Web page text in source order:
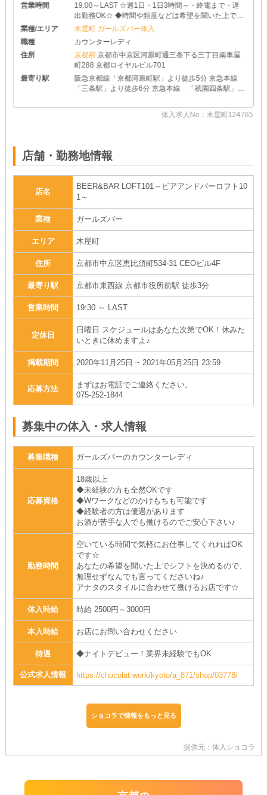
営業時間
19:00～LAST ☆週1日・1日3時間～・終電まで・遅
出勤務OK☆ ◆時間や頻度などは希望を聞いた上で決
めさせて頂きます♪ ◆レギュラー出勤ももちろんOK
業種/エリア
木屋町 ガールズバー体入
職種
カウンターレディ
住所
京都府 京都市中京区河原町通三条下る三丁目南車屋
町288 京都ロイヤルビル701
最寄り駅
阪急京都線「京都河原町駅」より徒歩5分 京急本線
「三条駅」より徒歩6分 京急本線 「祇園四条駅」よ
7分
体入求人No：木屋町124765
店舗・勤務地情報
店名
BEER&BAR LOFT101～ビアアンドバーロフト10
1～
業種 ガールズバー
エリア 木屋町
住所 京都市中京区恵比須町534-31 CEOビル4F
最寄り駅 京都市東西線 京都市役所前駅 徒歩3分
営業時間 19:30 ～ LAST
定休日
日曜日 スケジュールはあなた次第でOK！休みた
いときに休めますよ♪
掲載期間 2020年11月25日 ~ 2021年05月25日 23:59
応募方法
まずはお電話でご連絡ください。
075-252-1844
募集中の体入・求人情報
募集職種 ガールズバーのカウンターレディ
応募資格
18歳以上
◆未経験の方も全然OKです
◆Wワークなどのかけもちも可能です
◆経験者の方は優遇があります
お酒が苦手な人でも働けるのでご安心下さい♪
勤務時間
空いている時間で気軽にお仕事してくれればOK
です☆
あなたの希望を聞いた上でシフトを決めるので、
無理せずなんでも言ってくださいね♪
アナタのスタイルに合わせて働けるお店です☆
体入時給 時給 2500円～3000円
本入時給 お店にお問い合わせください
待遇 ◆ナイトデビュー！業界未経験でもOK
公式求人情報 https://chocolat.work/kyoto/a_871/shop/03778/
ショコラで情報をもっと見る
提供元：体入ショコラ